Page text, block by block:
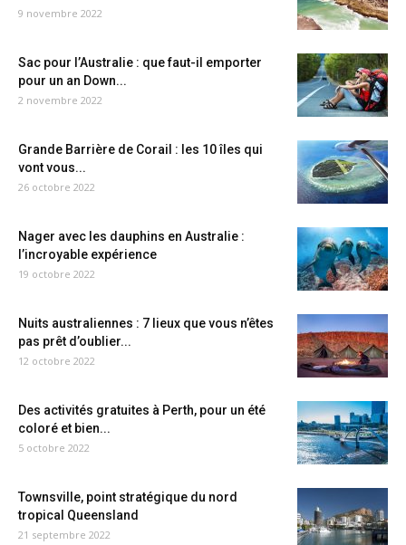
9 novembre 2022
Sac pour l’Australie : que faut-il emporter
pour un an Down...
2 novembre 2022
Grande Barrière de Corail : les 10 îles qui
vont vous...
26 octobre 2022
Nager avec les dauphins en Australie :
l’incroyable expérience
19 octobre 2022
Nuits australiennes : 7 lieux que vous n’êtes
pas prêt d’oublier...
12 octobre 2022
Des activités gratuites à Perth, pour un été
coloré et bien...
5 octobre 2022
Townsville, point stratégique du nord
tropical Queensland
21 septembre 2022